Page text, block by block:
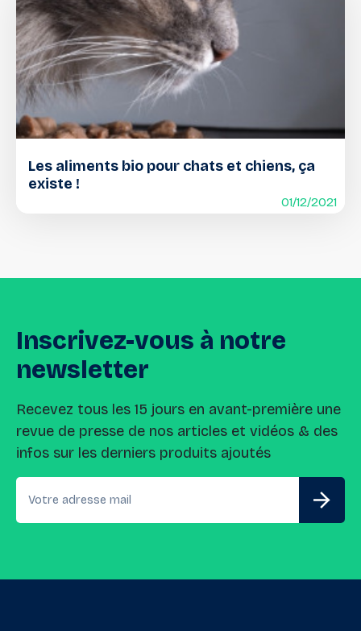
Les aliments bio pour chats et chiens, ça
existe !
01/12/2021
Inscrivez-vous à notre
newsletter
Recevez tous les 15 jours en avant-première une
revue de presse de nos articles et vidéos & des
infos sur les derniers produits ajoutés